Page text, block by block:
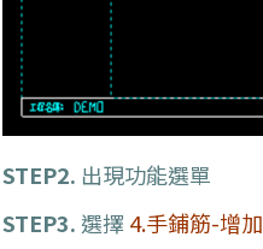
STEP2. 出現功能選單
STEP3. 選擇4.手鋪筋-增加